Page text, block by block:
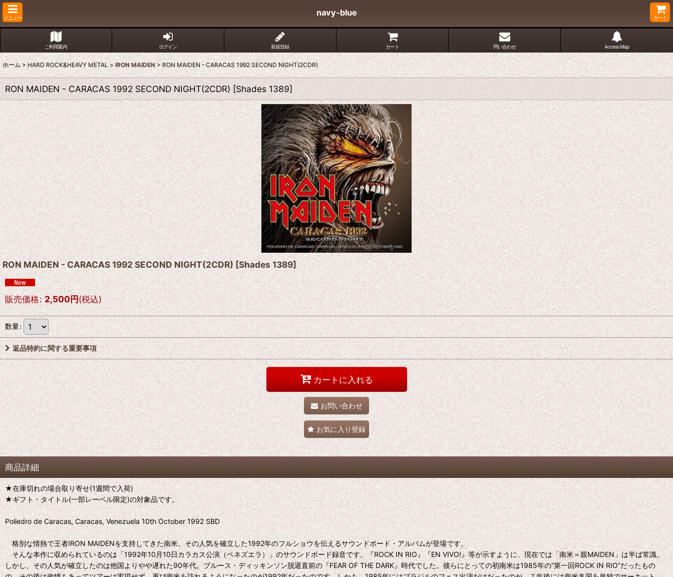
メニュー
navy-blue
カート
ご利用案内 ログイン 新規登録 カート 問い合わせ Access Map
ホーム > HARD ROCK&HEAVY METAL > IRON MAIDEN > RON MAIDEN - CARACAS 1992 SECOND NIGHT(2CDR)
RON MAIDEN - CARACAS 1992 SECOND NIGHT(2CDR) [Shades 1389]
RON MAIDEN - CARACAS 1992 SECOND NIGHT(2CDR)[Shades 1389]
販売価格: 2,500円(税込)
数量:
返品特約に関する重要事項
カートに入れる
お問い合わせ
お気に入り登録
商品詳細
★在庫切れの場合取り寄せ(1週間で入荷)
★ギフト・タイトル(一部レーベル限定)の対象品です。
Poliedro de Caracas, Caracas, Venezuela 10th October 1992 SBD
格別な情熱で王者IRON MAIDENを支持してきた南米。その人気を確立した1992年のフルショウを伝えるサウンドボード・アルバムが登場です。
そんな本作に収められているのは「1992年10月10日カラカス公演（ベネズエラ）」のサウンドボード録音です。『ROCK IN RIO』『EN VIVO!』等が示すように、現在では「南米＝親MAIDEN」は半ば常識。
しかし、その人気が確立したのは他国よりやや遅れた90年代。ブルース・ディッキンソン脱退直前の『FEAR OF THE DARK』時代でした。彼らにとっての初南米は1985年の“第一回ROCK IN RIO”だったもの